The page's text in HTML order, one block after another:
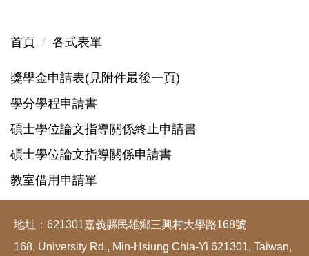
首頁 各式表單
獎學金申請表(見附件最後一頁)
學分學程申請書
碩士學位論文指導關係終止申請書
碩士學位論文指導關係申請書
教室借用申請單
地址：621301嘉義縣民雄鄉三興村大學路168號
168, University Rd., Min-Hsiung Chia-Yi 621301, Taiwan,